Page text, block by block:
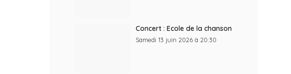
Concert : Ecole de la chanson
Samedi 13 juin 2026 à 20:30